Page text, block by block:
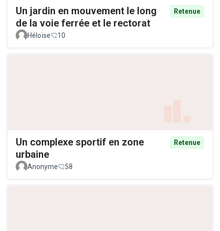
Un jardin en mouvement le long
de la voie ferrée et le rectorat
Retenue
Héloïse 10
Un complexe sportif en zone
urbaine
Retenue
Anonyme 58